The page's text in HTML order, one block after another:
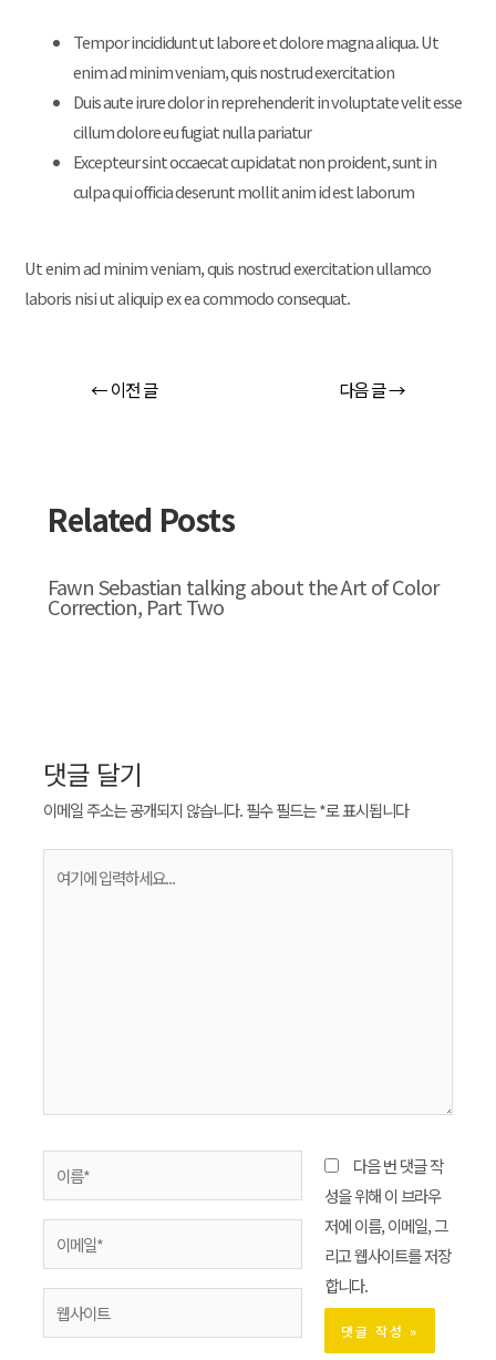
Tempor incididunt ut labore et dolore magna aliqua. Ut
enim ad minim veniam, quis nostrud exercitation
Duis aute irure dolor in reprehenderit in voluptate velit esse
cillum dolore eu fugiat nulla pariatur
Excepteur sint occaecat cupidatat non proident, sunt in
culpa qui officia deserunt mollit anim id est laborum
Ut enim ad minim veniam, quis nostrud exercitation ullamco
laboris nisi ut aliquip ex ea commodo consequat.
←이전 글 다음 글→
Related Posts
Fawn Sebastian talking about the Art of Color
Correction, Part Two
댓글 달기
이메일 주소는 공개되지 않습니다.필수 필드는*로 표시됩니다
다음 번 댓글 작
성을 위해 이 브라우
저에 이름, 이메일, 그
리고 웹사이트를 저장
합니다.